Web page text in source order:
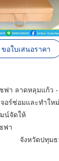
ขอใบเสนอราคา
ฟา ลาดหลุมแก้ว
จอร์ซ่อมและทำใหม่
น์จัดให้
ฟา
จังหวัดปทุม